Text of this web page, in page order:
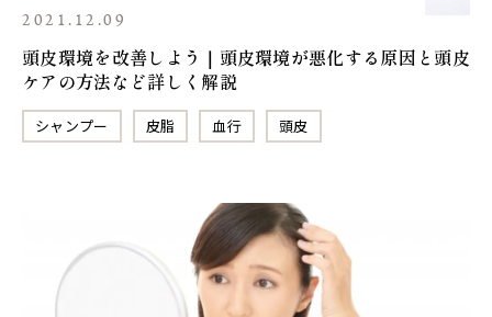
2021.12.09
頭皮環境を改善しよう｜頭皮環境が悪化する原因と頭皮
ケアの方法など詳しく解説
シャンプー 皮脂 血行 頭皮